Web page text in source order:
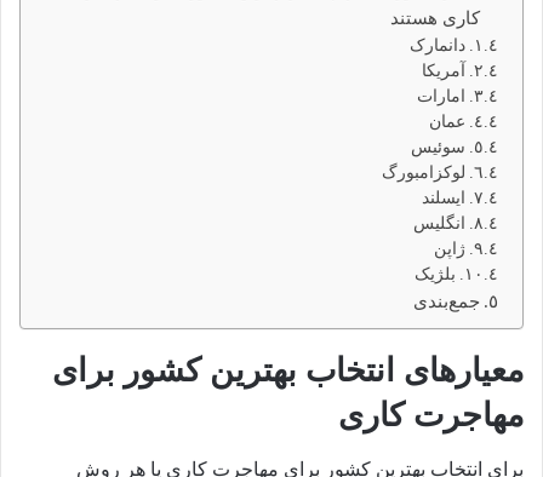
کاری هستند
دانمارک
آمریکا
امارات
عمان
سوئیس
لوکزامبورگ
ایسلند
انگلیس
ژاپن
بلژیک
جمع‌بندی
معیارهای انتخاب بهترین کشور برای
مهاجرت کاری
برای انتخاب بهترین کشور برای مهاجرت کاری یا هر روش